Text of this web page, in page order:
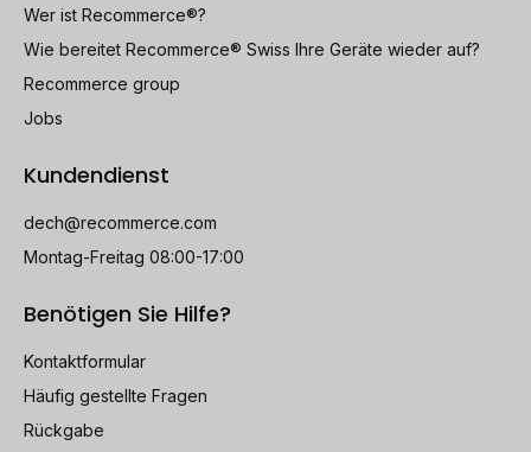
Wer ist Recommerce®?
Wie bereitet Recommerce® Swiss Ihre Geräte wieder auf?
Recommerce group
Jobs
Kundendienst
dech@recommerce.com
Montag-Freitag 08:00-17:00
Benötigen Sie Hilfe?
Kontaktformular
Häufig gestellte Fragen
Rückgabe